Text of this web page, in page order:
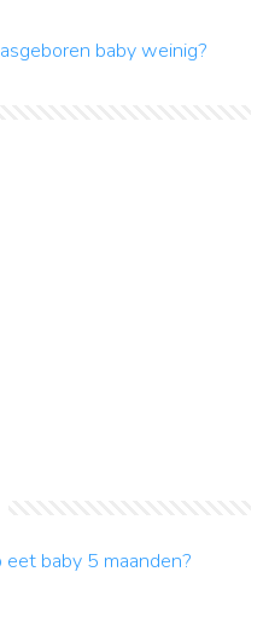
baby weinig?
baby 5 maanden?